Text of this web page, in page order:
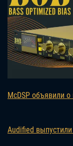
McDSP объявили
Audified